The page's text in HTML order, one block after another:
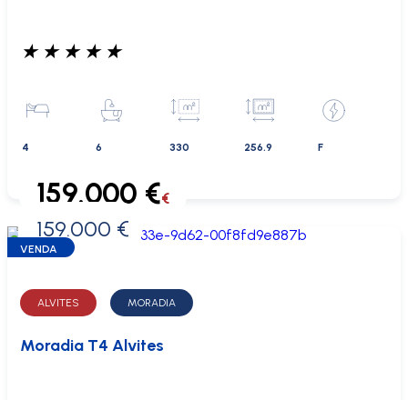
★ ★ ★ ★ ★
4 6 330 256.9 F
0 €
159.000 €€
159.000 €
VENDA
ALVITES MORADIA
Moradia T4 Alvites